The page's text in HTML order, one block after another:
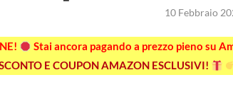
10 Febbraio
Stai ancora pagando a prezzo pieno su
E COUPON AMAZON ESCLUSIVI!